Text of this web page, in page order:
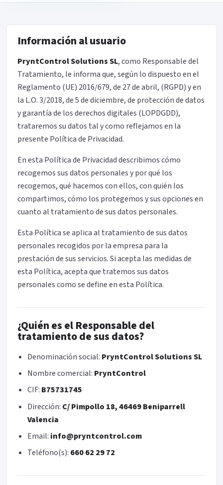
Información al usuario
PryntControl Solutions SL, como Responsable del
Tratamiento, le informa que, según lo dispuesto en el
Reglamento (UE) 2016/679, de 27 de abril, (RGPD) y en
la L.O. 3/2018, de 5 de diciembre, de protección de datos
y garantía de los derechos digitales (LOPDGDD),
trataremos su datos tal y como reflejamos en la
presente Política de Privacidad.
En esta Política de Privacidad describimos cómo
recogemos sus datos personales y por qué los
recogemos, qué hacemos con ellos, con quién los
compartimos, cómo los protegemos y sus opciones en
cuanto al tratamiento de sus datos personales.
Esta Política se aplica al tratamiento de sus datos
personales recogidos por la empresa para la
prestación de sus servicios. Si acepta las medidas de
esta Política, acepta que tratemos sus datos
personales como se define en esta Política.
¿Quién es el Responsable del
tratamiento de sus datos?
Denominación social: PryntControl Solutions SL
Nombre comercial: PryntControl
CIF: B75731745
Dirección: C/ Pimpollo 18, 46469 Beniparrell
Valencia
Email: info@pryntcontrol.com
Teléfono(s): 660 62 29 72